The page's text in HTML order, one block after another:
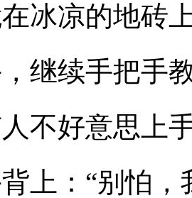
冰凉的地砖
继续手把手
不好意思上
上：“别怕